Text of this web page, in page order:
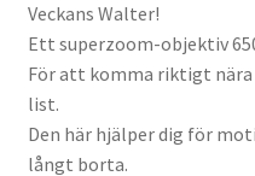
Väskor
Objektiv Nikon
Veckans Walter!
Ett superzoom-objektiv
För att komma riktigt
list.
Den här hjälper dig för
långt borta.